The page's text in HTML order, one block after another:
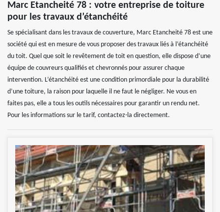
Marc Etancheité 78 : votre entreprise de toiture
pour les travaux d’étanchéité
Se spécialisant dans les travaux de couverture, Marc Etancheité 78 est une
société qui est en mesure de vous proposer des travaux liés à l’étanchéité
du toit. Quel que soit le revêtement de toit en question, elle dispose d’une
équipe de couvreurs qualifiés et chevronnés pour assurer chaque
intervention. L’étanchéité est une condition primordiale pour la durabilité
d’une toiture, la raison pour laquelle il ne faut le négliger. Ne vous en
faites pas, elle a tous les outils nécessaires pour garantir un rendu net.
Pour les informations sur le tarif, contactez-la directement.